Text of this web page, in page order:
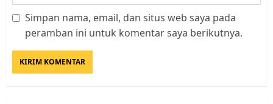
Simpan nama, email, dan situs web saya pada
peramban ini untuk komentar saya berikutnya.
Datangi Pemko Batam, Warga